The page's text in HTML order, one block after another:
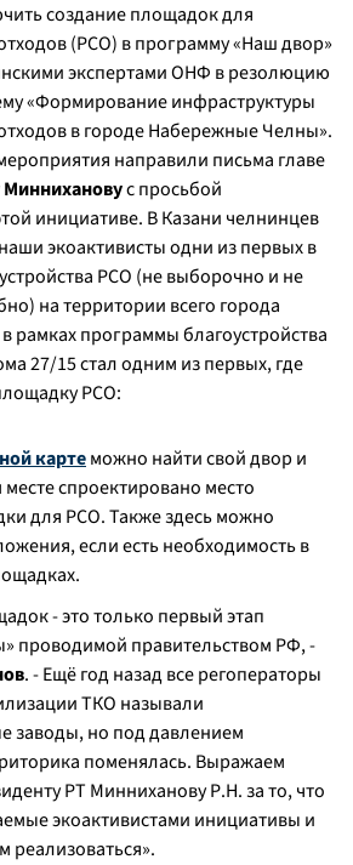
создание площадок для
(РСО) в программу «Наш двор»
экспертами ОНФ в резолюцию
«Формирование инфраструктуры
в городе Набережные Челны».
направили письма главе
Миннихановус просьбой
инициативе. В Казани челнинцев
экоактивисты одни из первых в
РСО (не выборочно и не
на территории всего города
программы благоустройства
27/15 стал одним из первых, где
РСО:
картеможно найти свой двор и
спроектировано место
для РСО. Также здесь можно
если есть необходимость в
- это только первый этап
проводимой правительством РФ, -
. -Ещё год назад все регоператоры
ТКО называли
заводы, но под давлением
поменялась. Выражаем
РТ Минниханову Р.Н. за то, что
экоактивистами инициативы и
реализоваться».